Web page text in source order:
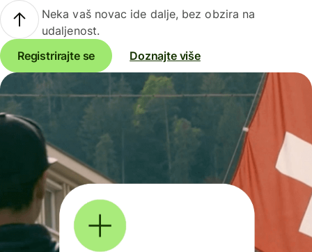
Neka vaš novac ide dalje, bez obzira na
udaljenost.
Registrirajte se
Doznajte više